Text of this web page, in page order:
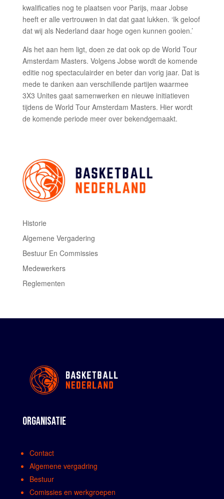
kwalificaties nog te plaatsen voor Parijs, maar Jobse
heeft er alle vertrouwen in dat dat gaat lukken. ‘Ik geloof
dat wij als Nederland daar hoge ogen kunnen gooien.’
Als het aan hem ligt, doen ze dat ook op de World Tour
Amsterdam Masters. Volgens Jobse wordt de komende
editie nog spectaculairder en beter dan vorig jaar. Dat is
mede te danken aan verschillende partijen waarmee
3X3 Unites gaat samenwerken en nieuwe initiatieven
tijdens de World Tour Amsterdam Masters. Hier wordt
de komende periode meer over bekendgemaakt.
Historie
Algemene Vergadering
Bestuur En Commissies
Medewerkers
Reglementen
ORGANISATIE
Contact
Algemene vergadring
Bestuur
Comissies en werkgroepen